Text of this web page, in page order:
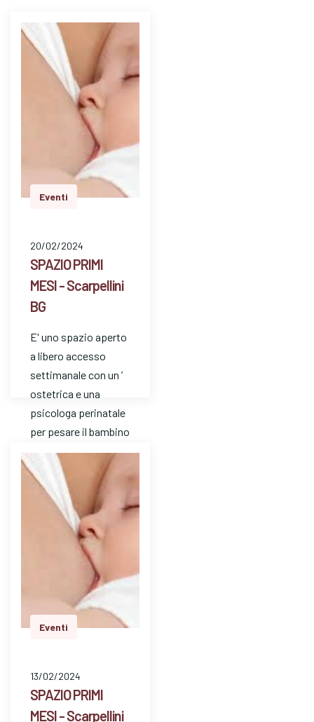
Eventi
20/02/2024
SPAZIO PRIMI
MESI - Scarpellini
BG
E' uno spazio aperto
a libero accesso
settimanale con un ’
ostetrica e una
psicologa perinatale
per pesare il bambino
e avere risposte a
dom…
Eventi
13/02/2024
SPAZIO PRIMI
MESI - Scarpellini